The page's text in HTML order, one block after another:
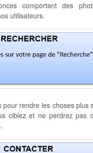
comportant des
utilisateurs.
rendre les choses
ciblez et ne perdrez pas